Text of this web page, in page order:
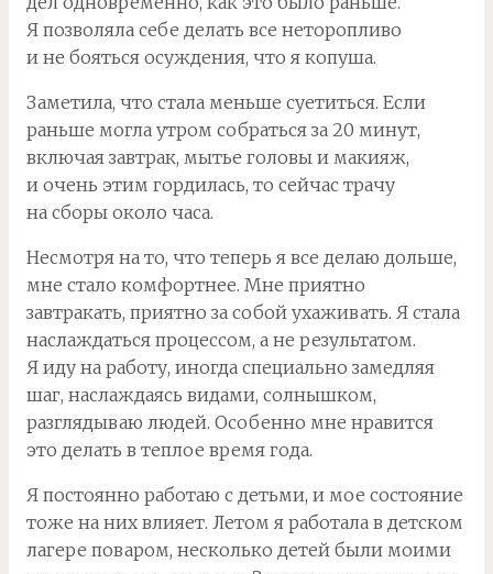
Я позволяла себе делать все неторопливо
и не бояться осуждения, что я копуша.
Заметила, что стала меньше суетиться. Если
раньше могла утром собраться за 20 минут,
включая завтрак, мытье головы и макияж,
и очень этим гордилась, то сейчас трачу
на сборы около часа.
Несмотря на то, что теперь я все делаю дольше,
мне стало комфортнее. Мне приятно
завтракать, приятно за собой ухаживать. Я стала
наслаждаться процессом, а не результатом.
Я иду на работу, иногда специально замедляя
шаг, наслаждаясь видами, солнышком,
разглядываю людей. Особенно мне нравится
это делать в теплое время года.
Я постоянно работаю с детьми, и мое состояние
тоже на них влияет. Летом я работала в детском
лагере поваром, несколько детей были моими